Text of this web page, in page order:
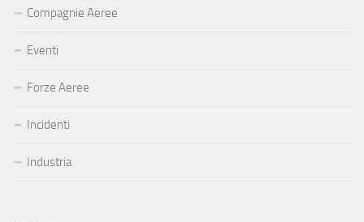
Compagnie Aeree
Eventi
Forze Aeree
Incidenti
Industria